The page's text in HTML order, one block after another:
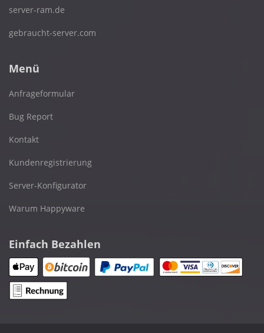
server-ram.de
gebraucht-server.com
Menü
Anfrageformular
Bug Report
Kontakt
Kundenregistrierung
Server-Konfigurator
Warum Happyware
Einfach Bezahlen